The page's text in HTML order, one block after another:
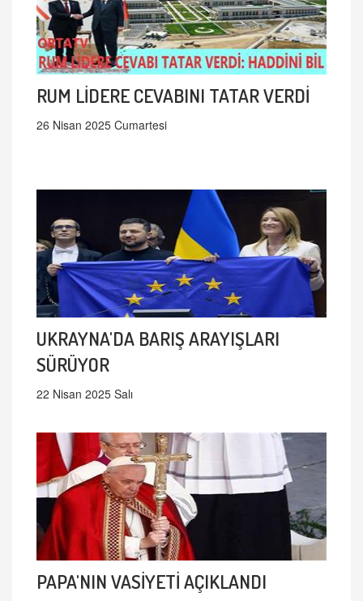
RUM LİDERE CEVABINI TATAR VERDİ
26 Nisan 2025 Cumartesi
UKRAYNA'DA BARIŞ ARAYIŞLARI
SÜRÜYOR
22 Nisan 2025 Salı
PAPA'NIN VASİYETİ AÇIKLANDI